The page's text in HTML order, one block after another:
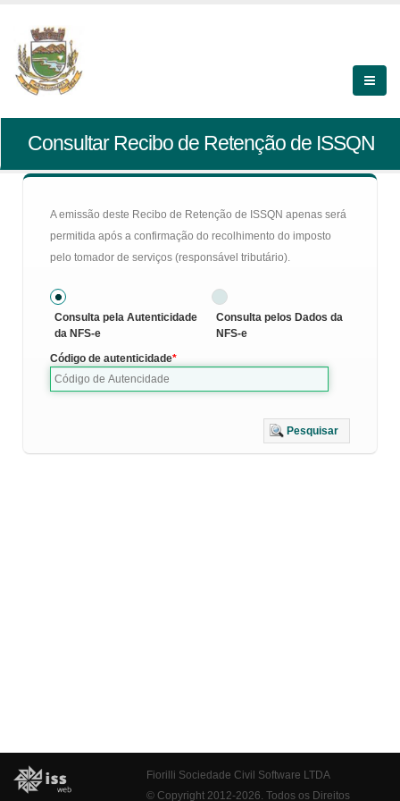
Consultar Recibo de Retenção de ISSQN
A emissão deste Recibo de Retenção de ISSQN apenas será
permitida após a confirmação do recolhimento do imposto
pelo tomador de serviços (responsável tributário).
Consulta pela Autenticidade
da NFS-e
Consulta pelos Dados da
NFS-e
Código de autenticidade
Pesquisar
Fiorilli Sociedade Civil Software LTDA
© Copyright 2012-2026. Todos os Direitos